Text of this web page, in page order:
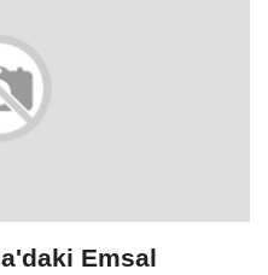
Emsal